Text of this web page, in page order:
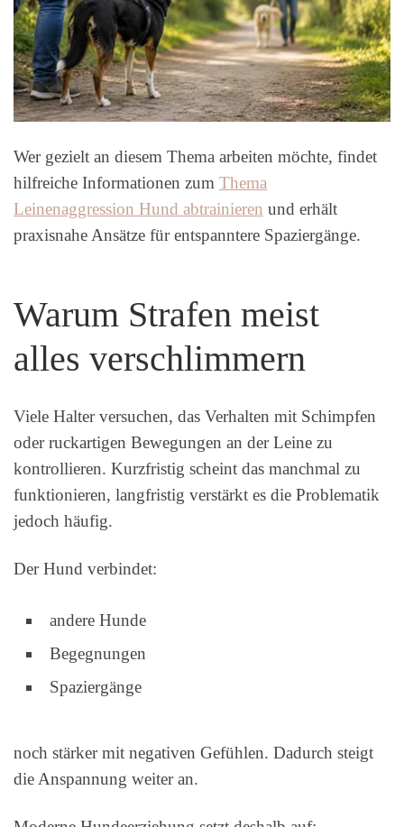
Wer gezielt an diesem Thema arbeiten möchte, findet
hilfreiche Informationen zum Thema
Leinenaggression Hund abtrainieren und erhält
praxisnahe Ansätze für entspanntere Spaziergänge.
Warum Strafen meist
alles verschlimmern
Viele Halter versuchen, das Verhalten mit Schimpfen
oder ruckartigen Bewegungen an der Leine zu
kontrollieren. Kurzfristig scheint das manchmal zu
funktionieren, langfristig verstärkt es die Problematik
jedoch häufig.
Der Hund verbindet:
andere Hunde
Begegnungen
Spaziergänge
noch stärker mit negativen Gefühlen. Dadurch steigt
die Anspannung weiter an.